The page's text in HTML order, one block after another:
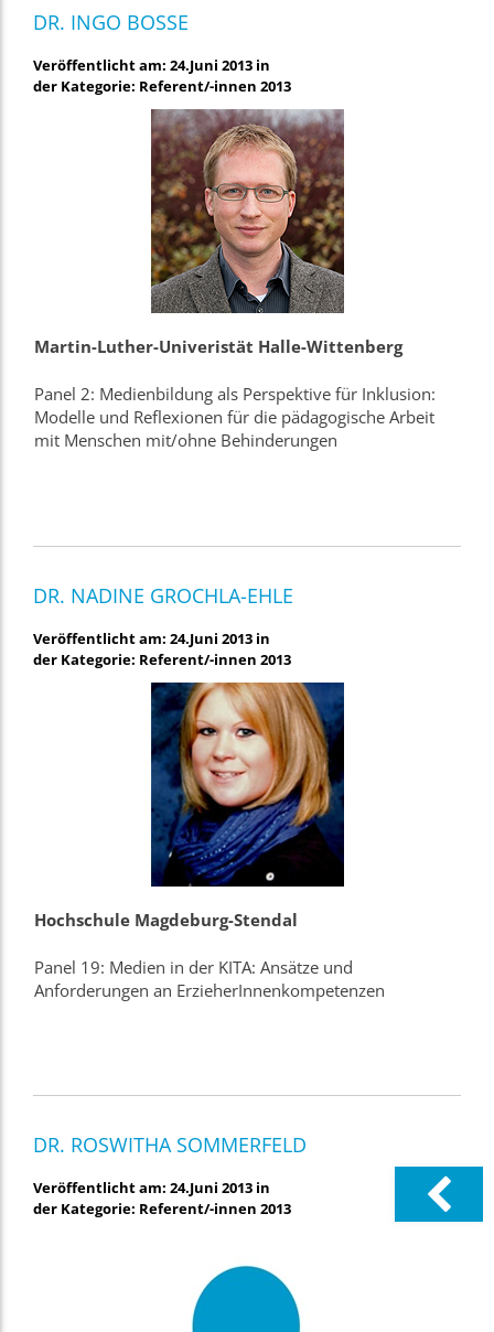
DR. INGO BOSSE
Veröffentlicht am: 24.Juni 2013 in
der Kategorie: Referent/-innen 2013
Martin-Luther-Univeristät Halle-Wittenberg
Panel 2: Medienbildung als Perspektive für Inklusion:
Modelle und Reflexionen für die pädagogische Arbeit
mit Menschen mit/ohne Behinderungen
DR. NADINE GROCHLA-EHLE
Veröffentlicht am: 24.Juni 2013 in
der Kategorie: Referent/-innen 2013
Hochschule Magdeburg-Stendal
Panel 19: Medien in der KITA: Ansätze und
Anforderungen an ErzieherInnenkompetenzen
DR. ROSWITHA SOMMERFELD
Veröffentlicht am: 24.Juni 2013 in
der Kategorie: Referent/-innen 2013